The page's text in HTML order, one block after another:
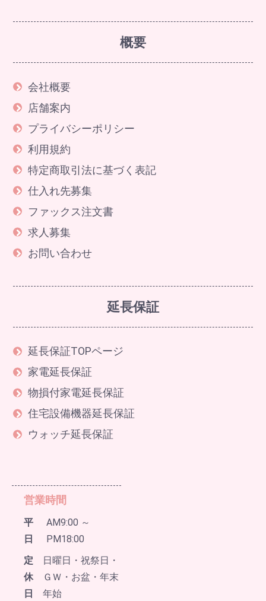
概要
会社概要
店舗案内
プライバシーポリシー
利用規約
特定商取引法に基づく表記
仕入れ先募集
ファックス注文書
求人募集
お問い合わせ
延長保証
延長保証TOPページ
家電延長保証
物損付家電延長保証
住宅設備機器延長保証
ウォッチ延長保証
営業時間
平
日
AM9:00 ～
PM18:00
定
休
日
日曜日・祝祭日・
ＧＷ・お盆・年末
年始